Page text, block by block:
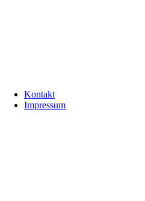
Kontakt
Impressum